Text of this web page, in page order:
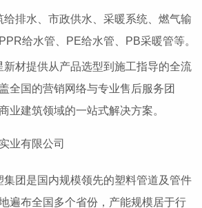
排水、市政供水、采暖系统、燃气输
给水管、PE给水管、PB采暖管等。
材提供从产品选型到施工指导的全流
全国的营销网络与专业售后服务团
业建筑领域的一站式解决方案。
业有限公司
团是国内规模领先的塑料管道及管件
遍布全国多个省份，产能规模居于行